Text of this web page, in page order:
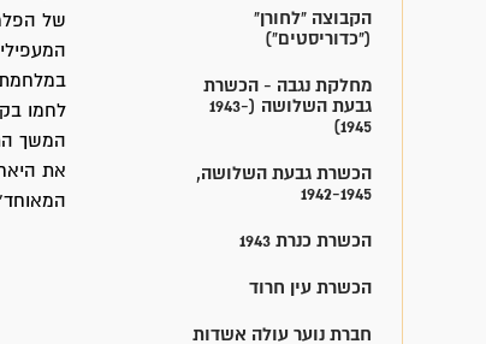
הקבוצה "לחורן"
("כדוריסטים")
מחלקת נגבה - הכשרת
גבעת השלושה (1943-
1945)
הכשרת גבעת השלושה,
1942-1945
הכשרת כנרת 1943
הכשרת עין חרוד
חברת נוער עולה אשדות
של
במלחמת
לחמו